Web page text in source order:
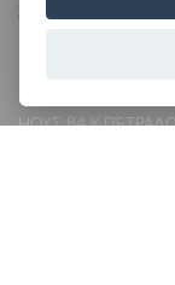
Στοιχεία
ΕΚΚΛΗΣΙΑΣΤΙΚΑ
ΗΟΥΣ 84